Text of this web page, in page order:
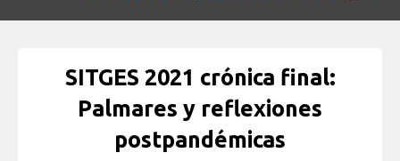
SITGES 2021 crónica final:
Palmares y reflexiones
postpandémicas